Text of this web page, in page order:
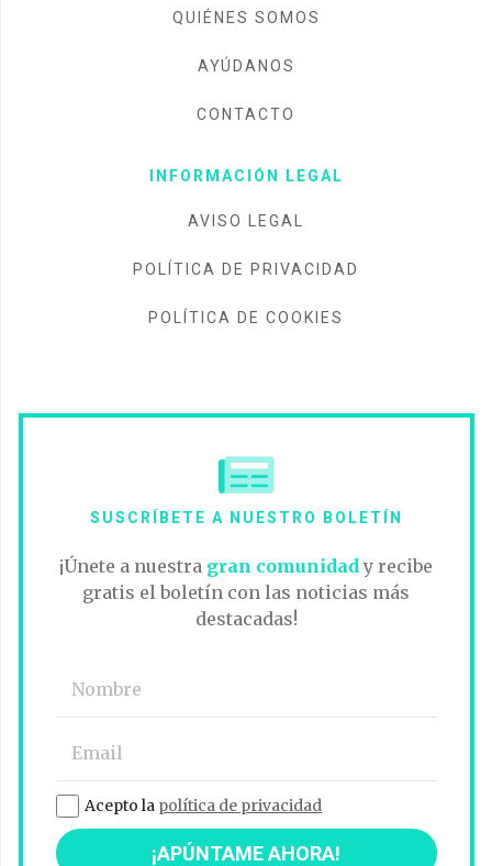
QUIÉNES SOMOS
AYÚDANOS
CONTACTO
INFORMACIÓN LEGAL
AVISO LEGAL
POLÍTICA DE PRIVACIDAD
POLÍTICA DE COOKIES
SUSCRÍBETE A NUESTRO BOLETÍN
¡Únete a nuestra gran comunidady recibe
gratis el boletín con las noticias más
destacadas!
Acepto la política de privacidad